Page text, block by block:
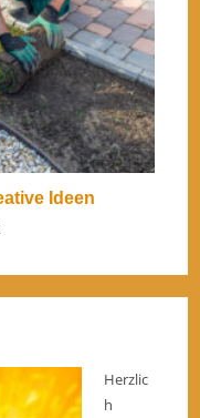
Ideen
Herzlic
h